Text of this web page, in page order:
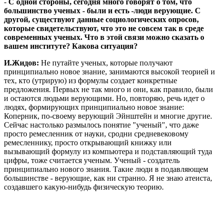
большинство ученых - были и есть -люди верующие. С
другой, существуют данные социологических опросов,
которые свидетельствуют, что это не совсем так в среде
современных ученых. Что в этой связи можно сказать о
вашем институте? Какова ситуация?
И.Жидов: Не путайте ученых, которые получают
принципиально новое знание, занимаются высокой теорией и
тех, кто (утрирую) из формулы создает конкретные
предложения. Первых не так много и они, как правило, были
и остаются людьми верующими. Но, повторяю, речь идет о
людях, формирующих принципиально новое знание:
Коперник, по-своему верующий Эйнштейн и многие другие.
Сейчас настолько размылось понятие "ученый", что даже
просто ремесленник от науки, сродни средневековому
ремесленнику, просто открывающий книжку или
вызывающий формулу из компьютера и подставляющий туда
цифры, тоже считается ученым. Ученый - создатель
принципиально нового знания. Такие люди в подавляющем
большинстве - верующие, как ни странно. Я не знаю атеиста,
создавшего какую-нибудь физическую теорию.